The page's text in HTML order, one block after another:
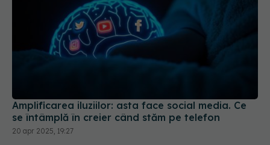
Amplificarea iluziilor: asta face social media. Ce
se întâmplă în creier când stăm pe telefon
20 apr 2025, 19:27